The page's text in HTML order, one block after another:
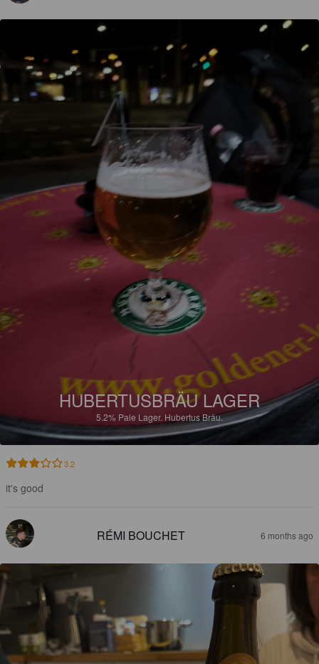
HUBERTUSBRÄU LAGER
5.2% Pale Lager. Hubertus Bräu.
3.2
it's good
RÉMI BOUCHET 6 months ago